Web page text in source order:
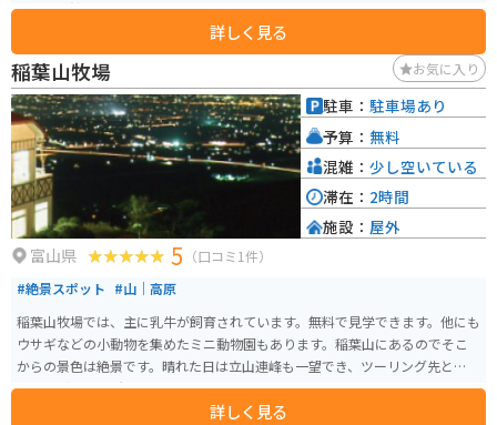
す。資料館・お土産屋・ソフトクリームなどあります。
詳しく見る
稲葉山牧場 お気に入り
富山県 5 （口コミ1件）
#絶景スポット #山｜高原
稲葉山牧場では、主に乳牛が飼育されています。無料で見学できます。他にも
ウサギなどの小動物を集めたミニ動物園もあります。稲葉山にあるのでそこ
からの景色は絶景です。晴れた日は立山連峰も一望でき、ツーリング先として
ちょうど良い場所にあります。
詳しく見る
駐車： 駐車場あり
予算： 無料
混雑： 少し空いている
滞在： 2時間
施設： 屋外